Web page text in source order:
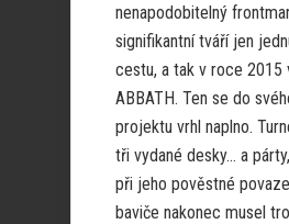
nenapodobitelný
signifikantní tváří jen
cestu, a tak v roce 2015
ABBATH. Ten se do
projektu vrhl naplno.
tři vydané desky… a
při jeho pověstné
baviče nakonec musel